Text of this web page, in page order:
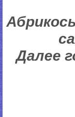
Далее